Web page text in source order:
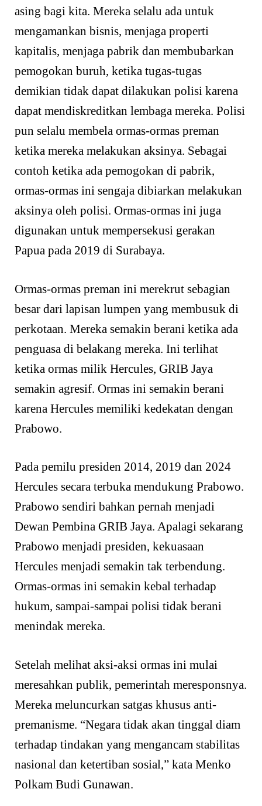
asing bagi kita. Mereka selalu ada untuk
mengamankan bisnis, menjaga properti
kapitalis, menjaga pabrik dan membubarkan
pemogokan buruh, ketika tugas-tugas
demikian tidak dapat dilakukan polisi karena
dapat mendiskreditkan lembaga mereka. Polisi
pun selalu membela ormas-ormas preman
ketika mereka melakukan aksinya. Sebagai
contoh ketika ada pemogokan di pabrik,
ormas-ormas ini sengaja dibiarkan melakukan
aksinya oleh polisi. Ormas-ormas ini juga
digunakan untuk mempersekusi gerakan
Papua pada 2019 di Surabaya.
Ormas-ormas preman ini merekrut sebagian
besar dari lapisan lumpen yang membusuk di
perkotaan. Mereka semakin berani ketika ada
penguasa di belakang mereka. Ini terlihat
ketika ormas milik Hercules, GRIB Jaya
semakin agresif. Ormas ini semakin berani
karena Hercules memiliki kedekatan dengan
Prabowo.
Pada pemilu presiden 2014, 2019 dan 2024
Hercules secara terbuka mendukung Prabowo.
Prabowo sendiri bahkan pernah menjadi
Dewan Pembina GRIB Jaya. Apalagi sekarang
Prabowo menjadi presiden, kekuasaan
Hercules menjadi semakin tak terbendung.
Ormas-ormas ini semakin kebal terhadap
hukum, sampai-sampai polisi tidak berani
menindak mereka.
Setelah melihat aksi-aksi ormas ini mulai
meresahkan publik, pemerintah meresponsnya.
Mereka meluncurkan satgas khusus anti-
premanisme. “Negara tidak akan tinggal diam
terhadap tindakan yang mengancam stabilitas
nasional dan ketertiban sosial,” kata Menko
Polkam Budi Gunawan.